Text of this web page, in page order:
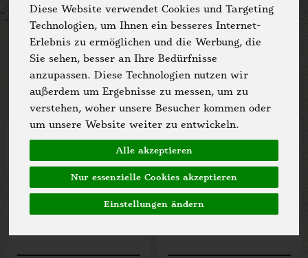
Diese Website verwendet Cookies und Targeting
Technologien, um Ihnen ein besseres Internet-
Erlebnis zu ermöglichen und die Werbung, die
Sie sehen, besser an Ihre Bedürfnisse
anzupassen. Diese Technologien nutzen wir
außerdem um Ergebnisse zu messen, um zu
verstehen, woher unsere Besucher kommen oder
um unsere Website weiter zu entwickeln.
Alle akzeptieren
Nur essenzielle Cookies akzeptieren
Einstellungen ändern
Hersteller Ernährung
Allergene